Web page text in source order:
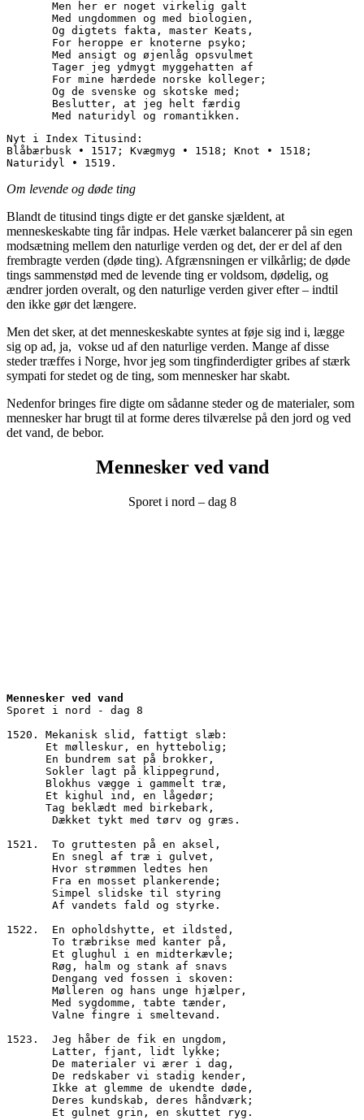
       Men her er noget virkelig galt
       Med ungdommen og med biologien,
       Og digtets fakta, master Keats,
       For heroppe er knoterne psyko;
       Med ansigt og øjenlåg opsvulmet
       Tager jeg ydmygt myggehatten af
       For mine hærdede norske kolleger;
       Og de svenske og skotske med;
       Beslutter, at jeg helt færdig
       Med naturidyl og romantikken.
Nyt i Index Titusind:
Blåbærbusk • 1517; Kvægmyg • 1518; Knot • 1518;
Naturidyl • 1519.
Om levende og døde ting
Blandt de titusind tings digte er det ganske sjældent, at
menneskeskabte ting får indpas. Hele værket balancerer på sin egen
modsætning mellem den naturlige verden og det, der er del af den
frembragte verden (døde ting). Afgrænsningen er vilkårlig; de døde
tings sammenstød med de levende ting er voldsom, dødelig, og
ændrer jorden overalt, og den naturlige verden giver efter – indtil
den ikke gør det længere.
Men det sker, at det menneskeskabte syntes at føje sig ind i, lægge
sig op ad, ja, vokse ud af den naturlige verden. Mange af disse
steder træffes i Norge, hvor jeg som tingfinderdigter gribes af stærk
sympati for stedet og de ting, som mennesker har skabt.
Nedenfor bringes fire digte om sådanne steder og de materialer, som
mennesker har brugt til at forme deres tilværelse på den jord og ved
det vand, de bebor.
Mennesker ved vand
Sporet i nord – dag 8
Mennesker ved vand
Sporet i nord - dag 8
1520. Mekanisk slid, fattigt slæb:
      Et mølleskur, en hyttebolig;
      En bundrem sat på brokker,
      Sokler lagt på klippegrund,
      Blokhus vægge i gammelt træ,
      Et kighul ind, en lågedør;
      Tag beklædt med birkebark,
       Dækket tykt med tørv og græs.
1521.  To gruttesten på en aksel,
       En snegl af træ i gulvet,
       Hvor strømmen ledtes hen
       Fra en mosset plankerende;
       Simpel slidske til styring
       Af vandets fald og styrke.
1522.  En opholdshytte, et ildsted,
       To træbrikse med kanter på,
       Et glughul i en midterkævle;
       Røg, halm og stank af snavs
       Dengang ved fossen i skoven:
       Mølleren og hans unge hjælper,
       Med sygdomme, tabte tænder,
       Valne fingre i smeltevand.
1523.  Jeg håber de fik en ungdom,
       Latter, fjant, lidt lykke;
       De materialer vi ærer i dag,
       De redskaber vi stadig kender,
       Ikke at glemme de ukendte døde,
       Deres kundskab, deres håndværk;
       Et gulnet grin, en skuttet ryg.